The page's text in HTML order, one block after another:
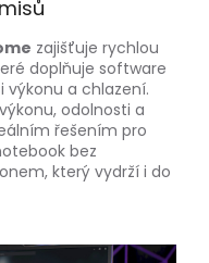
zajišťuje rychlou
doplňuje software
výkonu a chlazení.
odolnosti a
řešením pro
bez
který vydrží i do